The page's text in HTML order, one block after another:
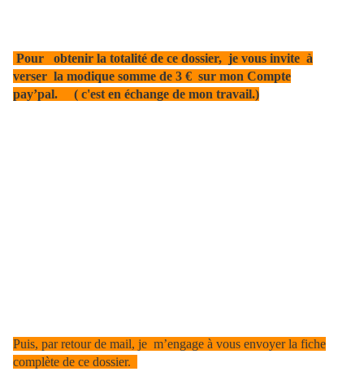
Pour obtenir la totalité de ce dossier, je vous invite à
verser la modique somme de 3 € sur mon Compte
pay’pal. ( c'est en échange de mon travail.)
Puis, par retour de mail, je m’engage à vous envoyer la fiche
complète de ce dossier.